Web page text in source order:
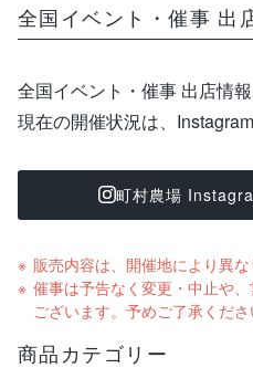
商品カテゴリー
全国イベント・催事 出
全国イベント・催事 出店情報
現在の開催状況は、
町村農場
販売内容は、開催地により異な
催事は予告なく変更・中止や
ございます。予めご了承くださ